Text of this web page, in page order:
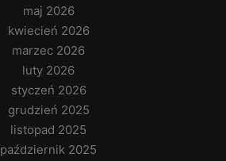
maj 2026
kwiecień 2026
marzec 2026
luty 2026
styczeń 2026
grudzień 2025
listopad 2025
październik 2025